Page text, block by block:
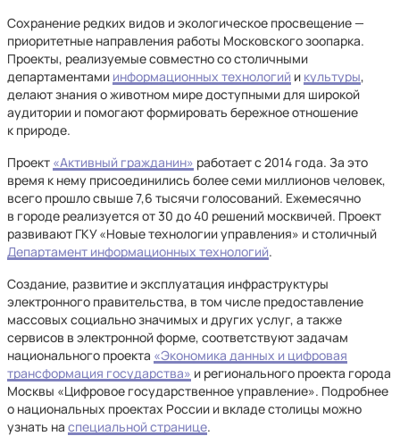
Сохранение редких видов и экологическое просвещение —
приоритетные направления работы Московского зоопарка.
Проекты, реализуемые совместно со столичными
департаментами информационных технологий и культуры,
делают знания о животном мире доступными для широкой
аудитории и помогают формировать бережное отношение
к природе.
Проект «Активный гражданин» работает с 2014 года. За это
время к нему присоединились более семи миллионов человек,
всего прошло свыше 7,6 тысячи голосований. Ежемесячно
в городе реализуется от 30 до 40 решений москвичей. Проект
развивают ГКУ «Новые технологии управления» и столичный
Департамент информационных технологий.
Создание, развитие и эксплуатация инфраструктуры
электронного правительства, в том числе предоставление
массовых социально значимых и других услуг, а также
сервисов в электронной форме, соответствуют задачам
национального проекта «Экономика данных и цифровая
трансформация государства» и регионального проекта города
Москвы «Цифровое государственное управление». Подробнее
о национальных проектах России и вкладе столицы можно
узнать на специальной странице.